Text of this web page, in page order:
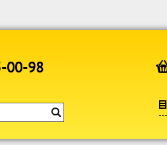
00-98